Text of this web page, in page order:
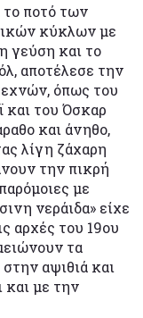
το ποτό των
κύκλων με
γεύση και το
αποτέλεσε την
όπως του
και του Όσκαρ
και άνηθο,
λίγη ζάχαρη
την πικρή
με
νεράιδα» είχε
αρχές του 19ου
τα
αψιθιά και
και με την